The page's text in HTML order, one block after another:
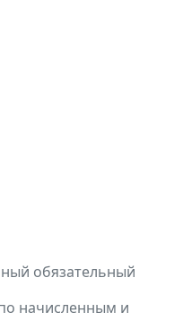
обязательный
начисленным и